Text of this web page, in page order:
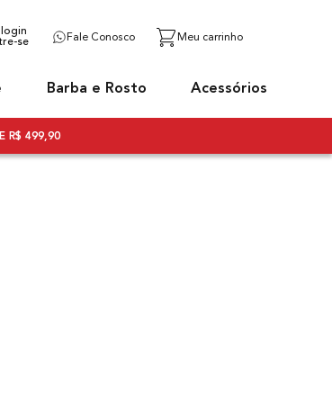
login
se
Fale Conosco
Barba e Rosto Acessórios
R$ 499,90